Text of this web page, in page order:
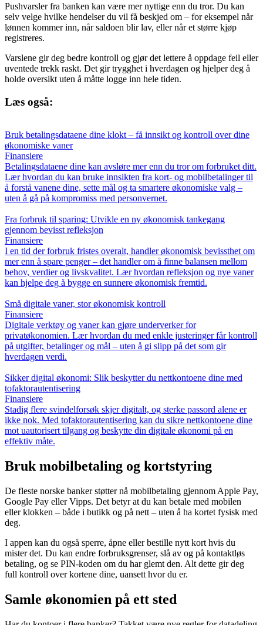
Pushvarsler fra banken kan være mer nyttige enn du tror. Du kan
selv velge hvilke hendelser du vil få beskjed om – for eksempel når
lønnen kommer inn, når saldoen blir lav, eller når et større kjøp
registreres.
Varslene gir deg bedre kontroll og gjør det lettere å oppdage feil eller
uventede trekk raskt. Det gir trygghet i hverdagen og hjelper deg å
holde oversikt uten å måtte logge inn hele tiden.
Læs også:
Bruk betalingsdataene dine klokt – få innsikt og kontroll over dine
økonomiske vaner
Finansiere
Betalingsdataene dine kan avsløre mer enn du tror om forbruket ditt.
Lær hvordan du kan bruke innsikten fra kort- og mobilbetalinger til
å forstå vanene dine, sette mål og ta smartere økonomiske valg –
uten å gå på kompromiss med personvernet.
Fra forbruk til sparing: Utvikle en ny økonomisk tankegang
gjennom bevisst refleksjon
Finansiere
I en tid der forbruk fristes overalt, handler økonomisk bevissthet om
mer enn å spare penger – det handler om å finne balansen mellom
behov, verdier og livskvalitet. Lær hvordan refleksjon og nye vaner
kan hjelpe deg å bygge en sunnere økonomisk fremtid.
Små digitale vaner, stor økonomisk kontroll
Finansiere
Digitale verktøy og vaner kan gjøre underverker for
privatøkonomien. Lær hvordan du med enkle justeringer får kontroll
på utgifter, betalinger og mål – uten å gi slipp på det som gir
hverdagen verdi.
Sikker digital økonomi: Slik beskytter du nettkontoene dine med
tofaktorautentisering
Finansiere
Stadig flere svindelforsøk skjer digitalt, og sterke passord alene er
ikke nok. Med tofaktorautentisering kan du sikre nettkontoene dine
mot uautorisert tilgang og beskytte din digitale økonomi på en
effektiv måte.
Bruk mobilbetaling og kortstyring
De fleste norske banker støtter nå mobilbetaling gjennom Apple Pay,
Google Pay eller Vipps. Det betyr at du kan betale med mobilen
eller klokken – både i butikk og på nett – uten å ha kortet fysisk med
deg.
I appen kan du også sperre, åpne eller bestille nytt kort hvis du
mister det. Du kan endre forbruksgrenser, slå av og på kontaktløs
betaling, og se PIN-koden om du har glemt den. Alt dette gir deg
full kontroll over kortene dine, uansett hvor du er.
Samle økonomien på ett sted